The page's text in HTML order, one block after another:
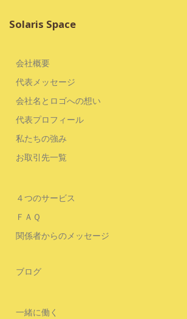
Solaris Space
会社概要
代表メッセージ
会社名とロゴへの想い
代表プロフィール
私たちの強み
お取引先一覧
４つのサービス
ＦＡＱ
関係者からのメッセージ
ブログ
一緒に働く